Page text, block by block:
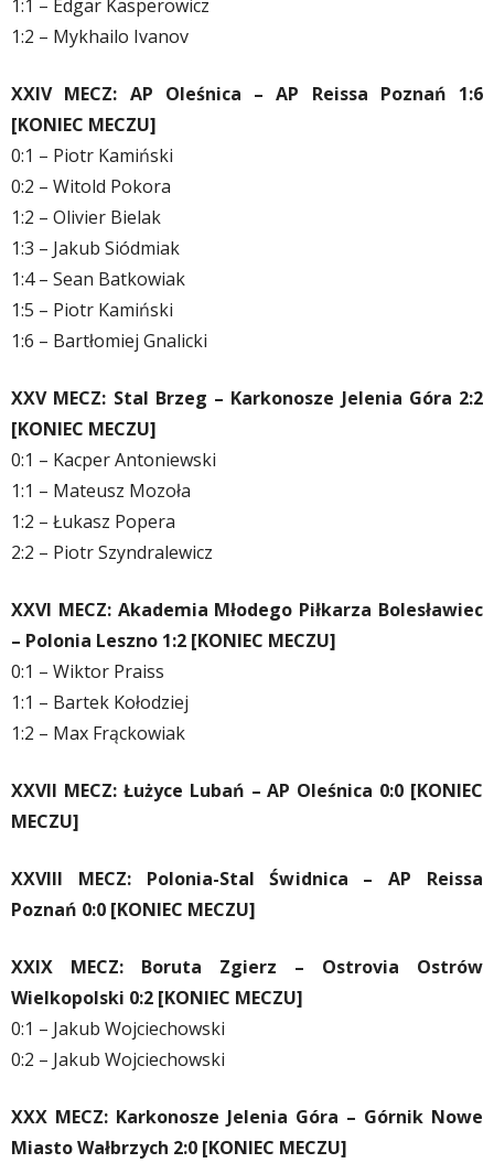
1:1 – Edgar Kasperowicz
1:2 – Mykhailo Ivanov
XXIV MECZ: AP Oleśnica – AP Reissa Poznań 1:6
[KONIEC MECZU]
0:1 – Piotr Kamiński
0:2 – Witold Pokora
1:2 – Olivier Bielak
1:3 – Jakub Siódmiak
1:4 – Sean Batkowiak
1:5 – Piotr Kamiński
1:6 – Bartłomiej Gnalicki
XXV MECZ: Stal Brzeg – Karkonosze Jelenia Góra 2:2
[KONIEC MECZU]
0:1 – Kacper Antoniewski
1:1 – Mateusz Mozoła
1:2 – Łukasz Popera
2:2 – Piotr Szyndralewicz
XXVI MECZ: Akademia Młodego Piłkarza Bolesławiec
– Polonia Leszno 1:2 [KONIEC MECZU]
0:1 – Wiktor Praiss
1:1 – Bartek Kołodziej
1:2 – Max Frąckowiak
XXVII MECZ: Łużyce Lubań – AP Oleśnica 0:0 [KONIEC
MECZU]
XXVIII MECZ: Polonia-Stal Świdnica – AP Reissa
Poznań 0:0 [KONIEC MECZU]
XXIX MECZ: Boruta Zgierz – Ostrovia Ostrów
Wielkopolski 0:2 [KONIEC MECZU]
0:1 – Jakub Wojciechowski
0:2 – Jakub Wojciechowski
XXX MECZ: Karkonosze Jelenia Góra – Górnik Nowe
Miasto Wałbrzych 2:0 [KONIEC MECZU]